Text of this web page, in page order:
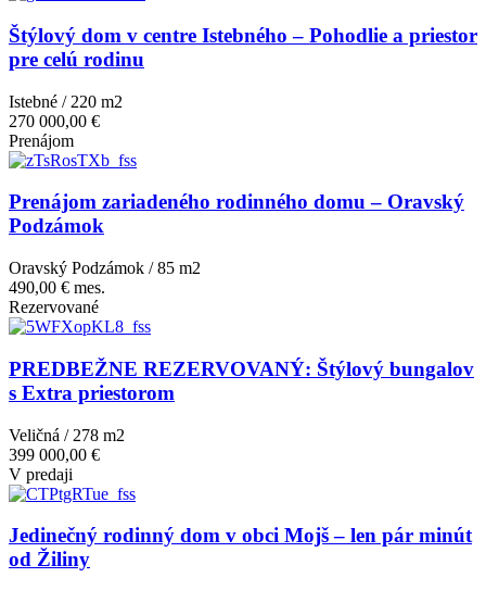
Štýlový dom v centre Istebného – Pohodlie a priestor
pre celú rodinu
Istebné / 220 m2
270 000,00 €
Prenájom
Prenájom zariadeného rodinného domu – Oravský
Podzámok
Oravský Podzámok / 85 m2
490,00 € mes.
Rezervované
PREDBEŽNE REZERVOVANÝ: Štýlový bungalov
s Extra priestorom
Veličná / 278 m2
399 000,00 €
V predaji
Jedinečný rodinný dom v obci Mojš – len pár minút
od Žiliny